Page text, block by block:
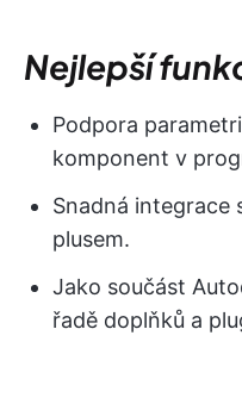
Nejlepší
Podpora
komponent v
Snadná integrace
plusem.
Jako součást
řadě doplňků a